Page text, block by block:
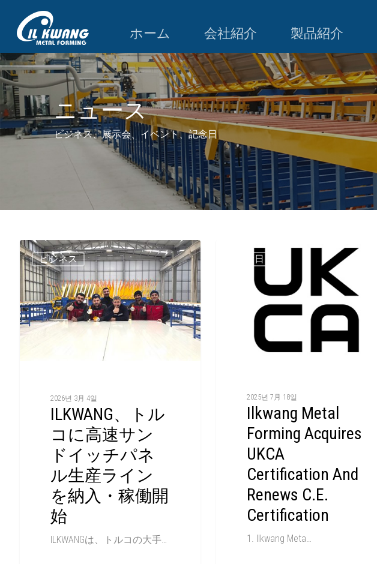
ホーム 会社紹介 製品紹介
ニュース
ビジネス、展示会、イベント、記念日
ビジネス
2026년 3月 4일
ILKWANG、トル
コに高速サン
ドイッチパネ
ル生産ライン
を納入・稼働開
始
ILKWANGは、トルコの大手…
記念日
2025년 7月 18일
Ilkwang Metal
Forming Acquires
UKCA
Certification And
Renews C.E.
Certification
1. Ilkwang Meta…